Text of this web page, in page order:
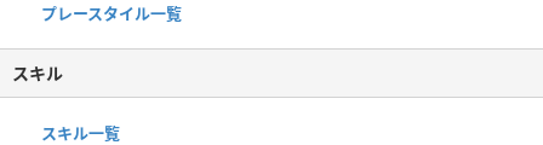
プレースタイル一覧
スキル
スキル一覧